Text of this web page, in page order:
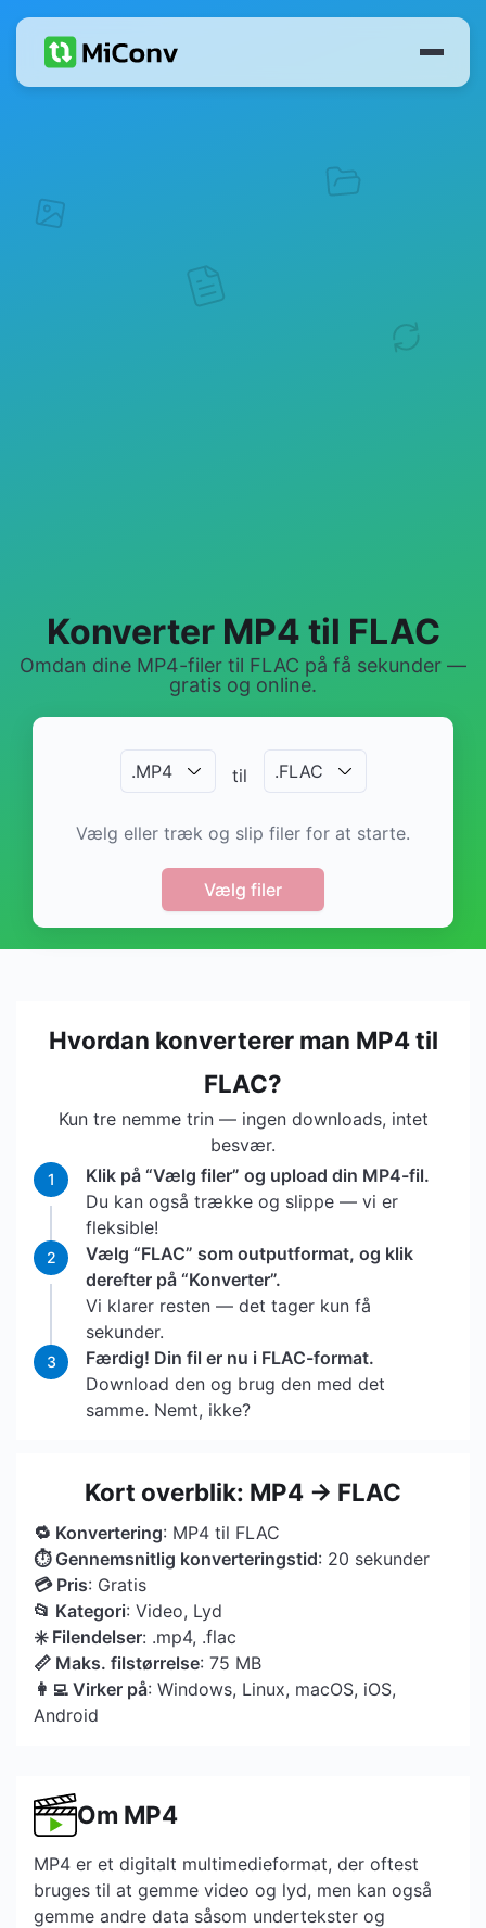
Konverter MP4 til FLAC
Omdan dine MP4-filer til FLAC på få sekunder —
gratis og online.
.MP4 til .FLAC
Vælg eller træk og slip filer for at starte.
Vælg filer
Hvordan konverterer man MP4 til
FLAC?
Kun tre nemme trin — ingen downloads, intet
besvær.
1
Klik på “Vælg filer” og upload din MP4-fil.
Du kan også trække og slippe — vi er
fleksible!
2
Vælg “FLAC” som outputformat, og klik
derefter på “Konverter”.
Vi klarer resten — det tager kun få
sekunder.
3
Færdig! Din fil er nu i FLAC-format.
Download den og brug den med det
samme. Nemt, ikke?
Kort overblik: MP4 → FLAC
🔁 Konvertering: MP4 til FLAC
⏱ Gennemsnitlig konverteringstid: 20 sekunder
💳 Pris: Gratis
📂 Kategori: Video, Lyd
✳️ Filendelser: .mp4, .flac
📏 Maks. filstørrelse: 75 MB
👩‍💻 Virker på: Windows, Linux, macOS, iOS,
Android
Om MP4
MP4 er et digitalt multimedieformat, der oftest
bruges til at gemme video og lyd, men kan også
gemme andre data såsom undertekster og